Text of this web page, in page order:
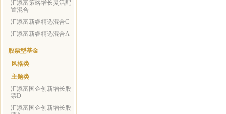
汇添富策略增长灵活配
置混合
汇添富新睿精选混合C
汇添富新睿精选混合A
股票型基金
风格类
主题类
汇添富国企创新增长股
票D
汇添富国企创新增长股